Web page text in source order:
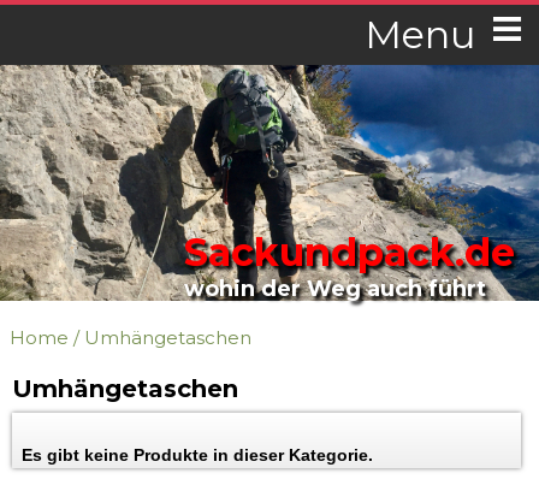
Menu
Sackundpack.de
wohin der Weg auch führt
Home / Umhängetaschen
Umhängetaschen
Es gibt keine Produkte in dieser Kategorie.